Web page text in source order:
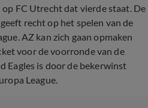
FC Utrecht dat vierde staat. De
recht op het spelen van de
AZ kan zich gaan opmaken
voor de voorronde van de
Eagles is door de bekerwinst
League.